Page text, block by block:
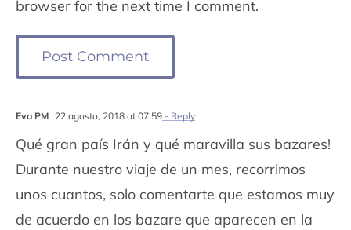
Eva PM 22 agosto, 2018 at 07:59- Reply
Qué gran país Irán y qué maravilla sus bazares!
Durante nuestro viaje de un mes, recorrimos
unos cuantos, solo comentarte que estamos muy
de acuerdo en los bazare que aparecen en la
browser for the next time I comment.